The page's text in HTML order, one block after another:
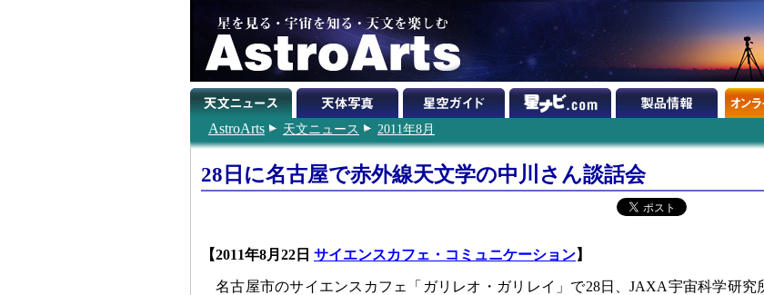
AstroArts 天文ニュース 2011年8月
28日に名古屋で赤外線天文学の中川さん談話会
【2011年8月22日 サイエンスカフェ・コミュニケーション】
名古屋市のサイエンスカフェ「ガリレオ・ガリレイ」で28日、JAXA宇宙科学研究